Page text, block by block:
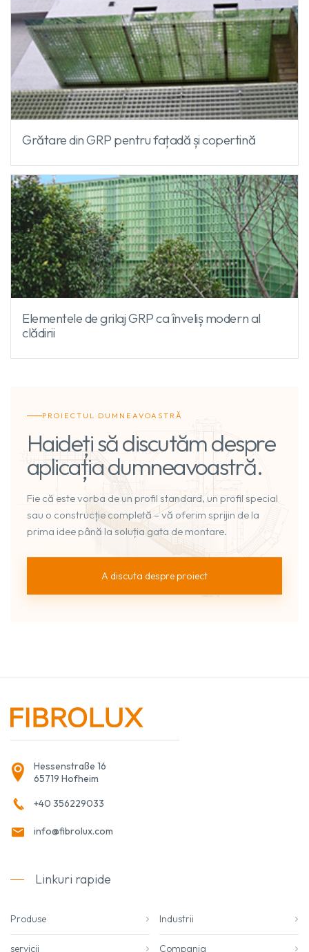
Grătare din GRP pentru fațadă și copertină
Elementele de grilaj GRP ca înveliș modern al
clădirii
PROIECTUL DUMNEAVOASTRĂ
Haideți să discutăm despre
aplicația dumneavoastră.
Fie că este vorba de un profil standard, un profil special
sau o construcție completă – vă oferim sprijin de la
prima idee până la soluția gata de montare.
A discuta despre proiect
Hessenstraße 16
65719 Hofheim
+40 356229033
info@fibrolux.com
Linkuri rapide
Produse Industrii
servicii Compania